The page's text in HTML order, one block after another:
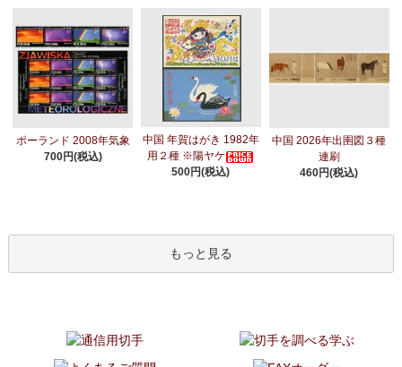
ポーランド 2008年気象
700円(税込)
中国 年賀はがき 1982年
用２種 ※陽ヤケ
500円(税込)
中国 2026年出圉図３種
連刷
460円(税込)
もっと見る